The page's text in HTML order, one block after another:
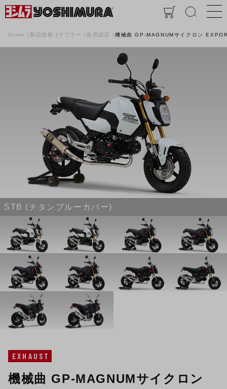
Home 製品情報 マフラー 政府認証 機械曲 GP-MAGNUMサイクロン
STB (チタンブルーカバー)
EXHAUST
機械曲 GP-MAGNUMサイクロン